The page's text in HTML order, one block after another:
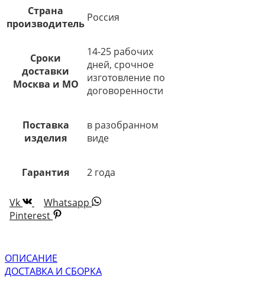
Страна
производитель Россия
Сроки
доставки
Москва и МО
14-25 рабочих
дней, срочное
изготовление по
договоренности
Поставка
изделия
в разобранном
виде
Гарантия 2 года
Vk
Whatsapp
Pinterest
ОПИСАНИЕ
ДОСТАВКА И СБОРКА